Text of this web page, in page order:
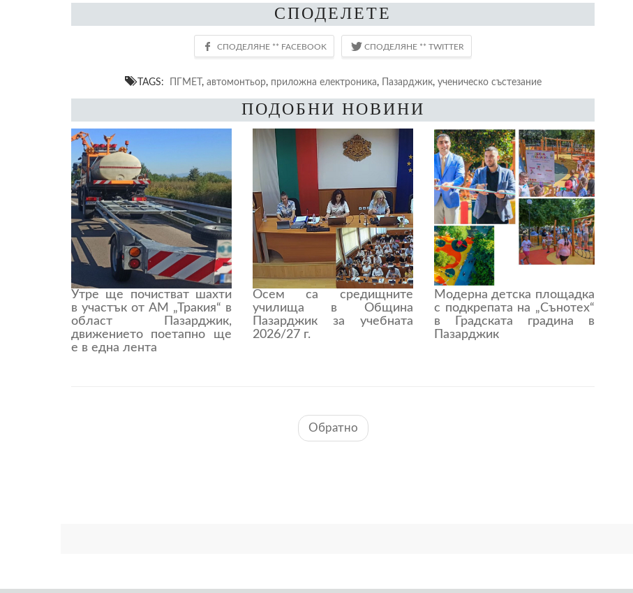
СПОДЕЛЕТЕ
TAGS: ПГМЕТ, автомонтьор, приложна електроника, Пазарджик, ученическо състезание
ПОДОБНИ НОВИНИ
Утре ще почистват шахти
в участък от АМ „Тракия“ в
област Пазарджик,
движението поетапно ще
е в една лента
Осем са средищните
училища в Община
Пазарджик за учебната
2026/27 г.
Модерна детска площадка
с подкрепата на „Сънотех“
в Градската градина в
Пазарджик
Обратно